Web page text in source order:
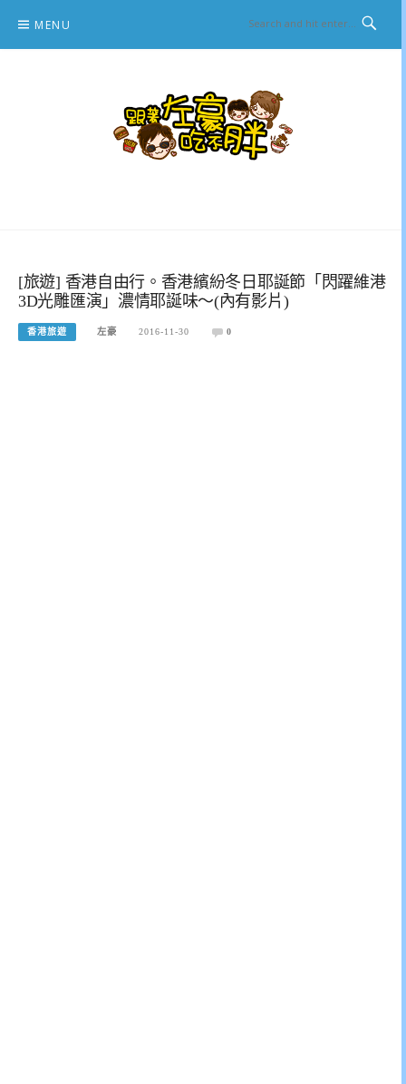
content
MENU
[旅遊] 香港自由行。香港繽紛冬日耶誕節「閃躍維港
3D光雕匯演」濃情耶誕味～(內有影片)
香港旅遊 左豪 2016-11-30 0